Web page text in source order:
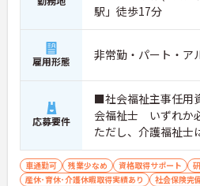
駅」徒歩17分
雇用形態 非常勤・パート・ア
応募要件
■社会福祉主事任用
会福祉士 いずれ
ただし、介護福祉士
以上必須
車通勤可 残業少なめ 資格取得サポート
産休･育休･介護休暇取得実績あり
社会保険完